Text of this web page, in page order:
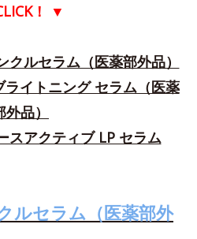
！ ▼
ルセラム（医薬部外品）
イトニング セラム（医薬
外品）
スアクティブ LP セラム
ルセラム（医薬部外